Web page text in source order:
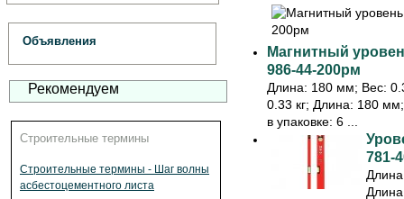
Объявления
Рекомендуем
Строительные термины
Строительные термины - Шаг волны
асбестоцементного листа
Магнитный
986-44-200рм
Длина: 180 мм; Вес:
0.33 кг; Длина: 180
в упаковке: 6 ...
781-